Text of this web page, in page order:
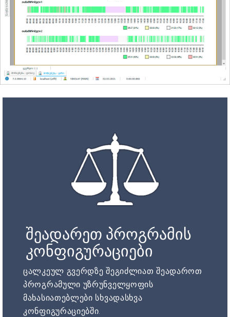
შეადარეთ პროგრამის
კონფიგურაციები
ცალკეულ გვერდზე შეგიძლიათ შეადაროთ
პროგრამული უზრუნველყოფის
მახასიათებლები სხვადასხვა
კონფიგურაციებში.